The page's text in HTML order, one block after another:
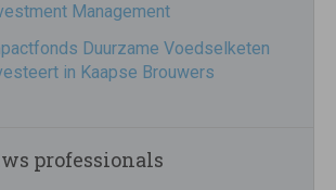
Management
Duurzame Voedselketen
in Kaapse Brouwers
professionals